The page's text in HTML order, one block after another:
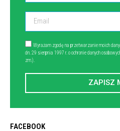
Wyrażam zgodę na przetwarzanie moich
dn. 29 sierpnia 1997 r. o ochronie danych
zm.).
ZAPISZ
FACEBOOK